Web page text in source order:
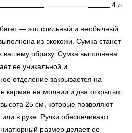
4 л
— это стильный и необычный
из экокожи. Сумка станет
вашему образу. Сумка выполнена
ее уникальной и
отделение закрывается на
карман на молнии и два открытых
25 см, которые позволяют
в руке. Ручки обеспечивают
размер делает ее